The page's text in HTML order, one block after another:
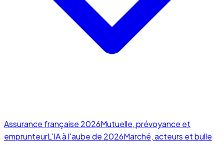
Assurance française 2026Mutuelle, prévoyance et
emprunteurL'IA à l'aube de 2026Marché, acteurs et bulle